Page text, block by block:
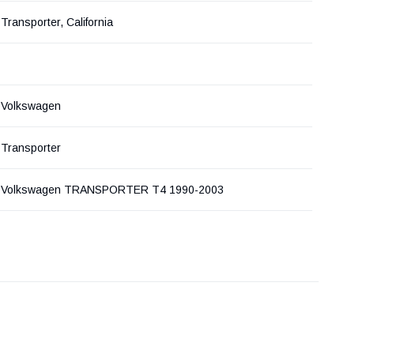
Transporter, California
Volkswagen
Transporter
Volkswagen TRANSPORTER T4 1990-2003